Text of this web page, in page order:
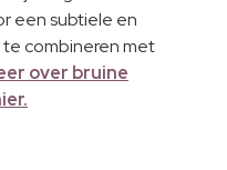
een subtiele en
te combineren met
over bruine